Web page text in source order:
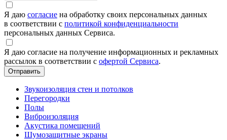
Я даю согласие на обработку своих персональных данных
в соответствии с политикой конфиденциальности
персональных данных Сервиса.
Я даю согласие на получение информационных и рекламных
рассылок в соответствии с офертой Сервиса.
Звукоизоляция стен и потолков
Перегородки
Полы
Виброизоляция
Акустика помещений
Шумозащитные экраны